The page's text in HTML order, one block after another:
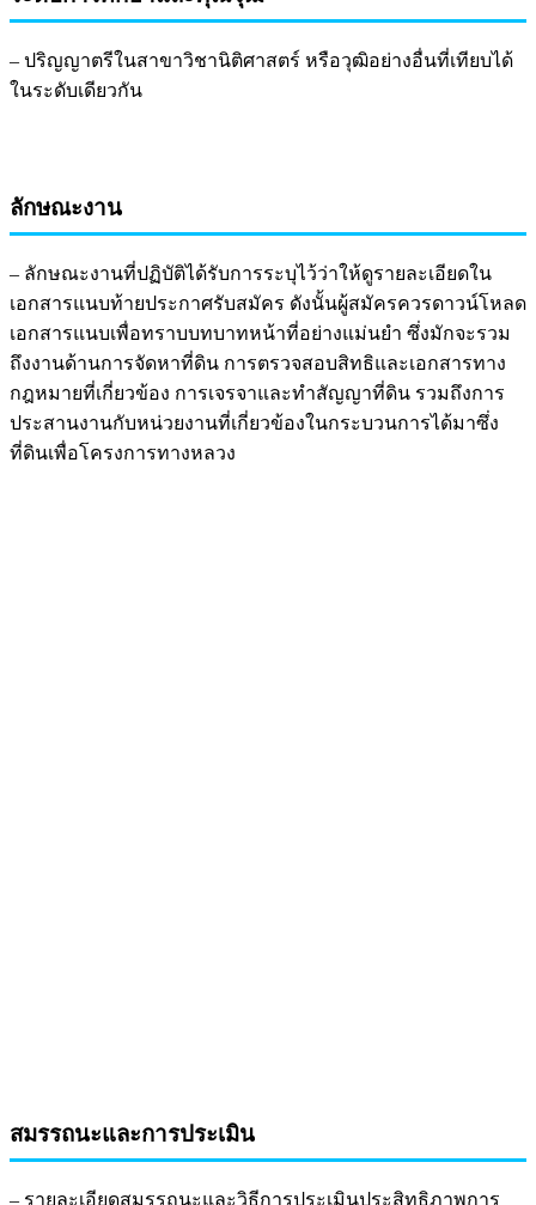
– ปริญญาตรีในสาขาวิชานิติศาสตร์ หรือวุฒิอย่างอื่นที่เทียบได้
ในระดับเดียวกัน
ลักษณะงาน
– ลักษณะงานที่ปฏิบัติได้รับการระบุไว้ว่าให้ดูรายละเอียดใน
เอกสารแนบท้ายประกาศรับสมัคร ดังนั้นผู้สมัครควรดาวน์โหลด
เอกสารแนบเพื่อทราบบทบาทหน้าที่อย่างแม่นยำ ซึ่งมักจะรวม
ถึงงานด้านการจัดหาที่ดิน การตรวจสอบสิทธิและเอกสารทาง
กฎหมายที่เกี่ยวข้อง การเจรจาและทำสัญญาที่ดิน รวมถึงการ
ประสานงานกับหน่วยงานที่เกี่ยวข้องในกระบวนการได้มาซึ่ง
ที่ดินเพื่อโครงการทางหลวง
สมรรถนะและการประเมิน
– รายละเอียดสมรรถนะและวิธีการประเมินประสิทธิภาพการ